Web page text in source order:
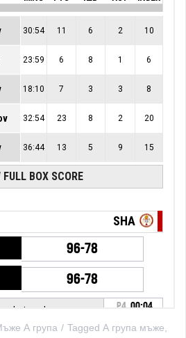
А група Tagged А група мъже